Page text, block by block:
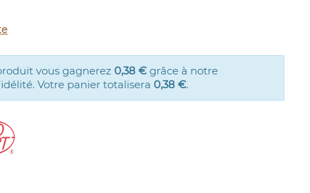
vous gagnerez 0,38 € grâce à notre
Votre panier totalisera 0,38 €.